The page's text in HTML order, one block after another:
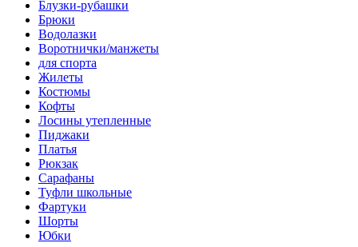
Блузки-рубашки
Брюки
Водолазки
Воротнички/манжеты
для спорта
Жилеты
Костюмы
Кофты
Лосины утепленные
Пиджаки
Платья
Рюкзак
Сарафаны
Туфли школьные
Фартуки
Шорты
Юбки